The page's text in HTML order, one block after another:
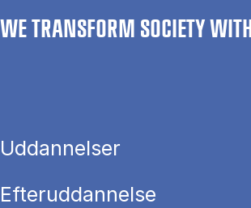
WE TRANSFORM SOCIETY
Uddannelser
Efteruddannelse